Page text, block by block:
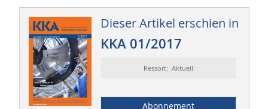
Dieser Artikel erschien in
KKA 01/2017
Ressort: Aktuell
Abonnement